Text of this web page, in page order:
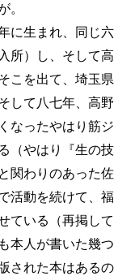
。
に生まれ、同じ六
所）し、そして高
こを出て、埼玉県
して八七年、高野
なったやはり筋ジ
（やはり『生の技
関わりのあった佐
活動を続けて、福
ている（再掲して
本人が書いた幾つ
された本はあるの